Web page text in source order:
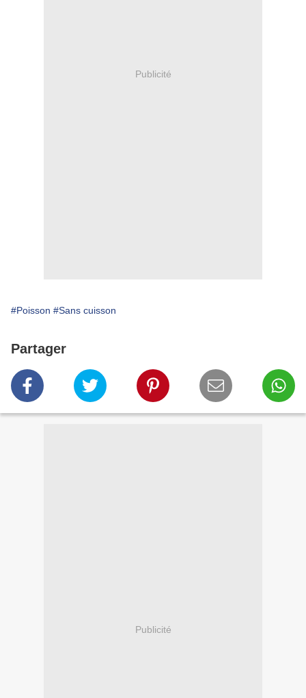
Publicité
#Poisson #Sans cuisson
Partager
Publicité